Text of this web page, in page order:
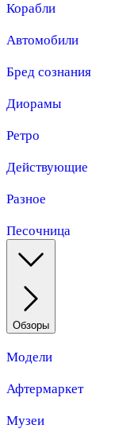
Корабли
Автомобили
Бред сознания
Диорамы
Ретро
Действующие
Разное
Песочница
Обзоры
Модели
Афтермаркет
Музеи